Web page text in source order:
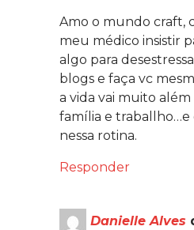
Amo o mundo craft,
meu médico insistir
algo para
blogs e faça vc
a vida vai muito além
família e
nessa rotina.
Responder
Danielle Alves